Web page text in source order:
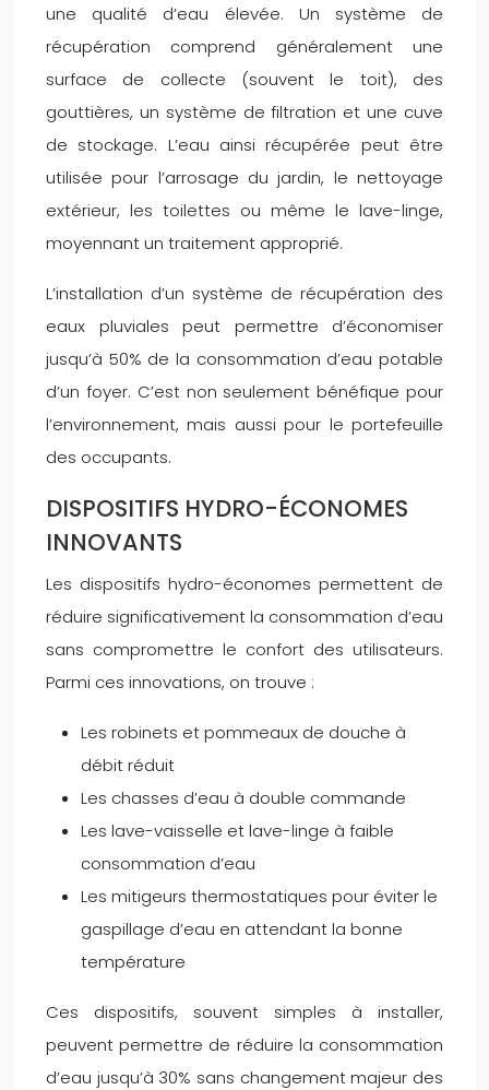
une qualité d’eau élevée. Un système de
récupération comprend généralement une
surface de collecte (souvent le toit), des
gouttières, un système de filtration et une cuve
de stockage. L’eau ainsi récupérée peut être
utilisée pour l’arrosage du jardin, le nettoyage
extérieur, les toilettes ou même le lave-linge,
moyennant un traitement approprié.
L’installation d’un système de récupération des
eaux pluviales peut permettre d’économiser
jusqu’à 50% de la consommation d’eau potable
d’un foyer. C’est non seulement bénéfique pour
l’environnement, mais aussi pour le portefeuille
des occupants.
DISPOSITIFS HYDRO-ÉCONOMES
INNOVANTS
Les dispositifs hydro-économes permettent de
réduire significativement la consommation d’eau
sans compromettre le confort des utilisateurs.
Parmi ces innovations, on trouve :
Les robinets et pommeaux de douche à
débit réduit
Les chasses d’eau à double commande
Les lave-vaisselle et lave-linge à faible
consommation d’eau
Les mitigeurs thermostatiques pour éviter le
gaspillage d’eau en attendant la bonne
température
Ces dispositifs, souvent simples à installer,
peuvent permettre de réduire la consommation
d’eau jusqu’à 30% sans changement majeur des